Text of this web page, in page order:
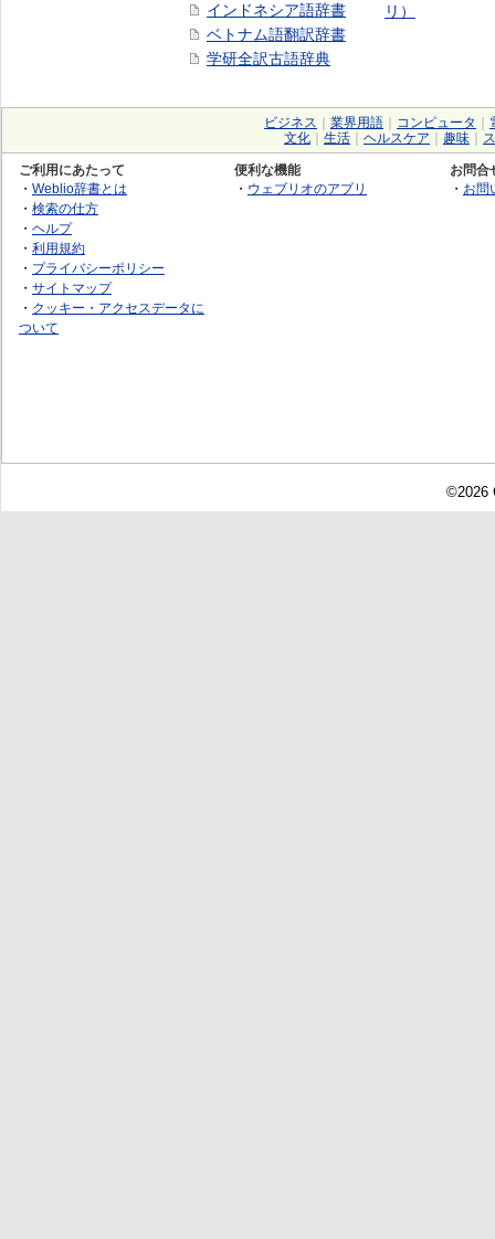
インドネシア語辞書
ベトナム語翻訳辞書
学研全訳古語辞典
リ）
ビジネス 業界用語 コンピュータ
文化
生活 ヘルスケア 趣味
ご利用にあたって
・ Weblio辞書とは
・ 検索の仕方
・ ヘルプ
・ 利用規約
・ プライバシーポリシー
・ サイトマップ
・ クッキー・アクセスデータに
ついて
便利な機能
・ ウェブリオのアプリ
お問合
・ お問
©2026